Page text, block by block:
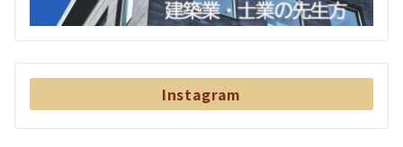
Instagram